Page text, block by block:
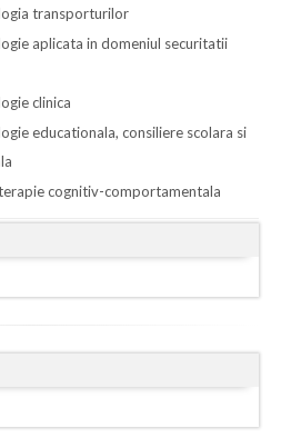
transporturilor
aplicata in domeniul securitatii
clinica
educationala, consiliere scolara si
cognitiv-comportamentala